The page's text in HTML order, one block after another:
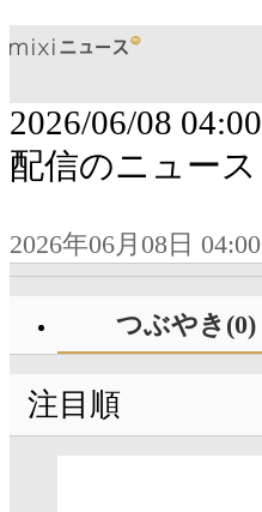
2026/06/08 04:00
配信のニュース
2026年06月08日 04:00
つぶやき(0)
注目順